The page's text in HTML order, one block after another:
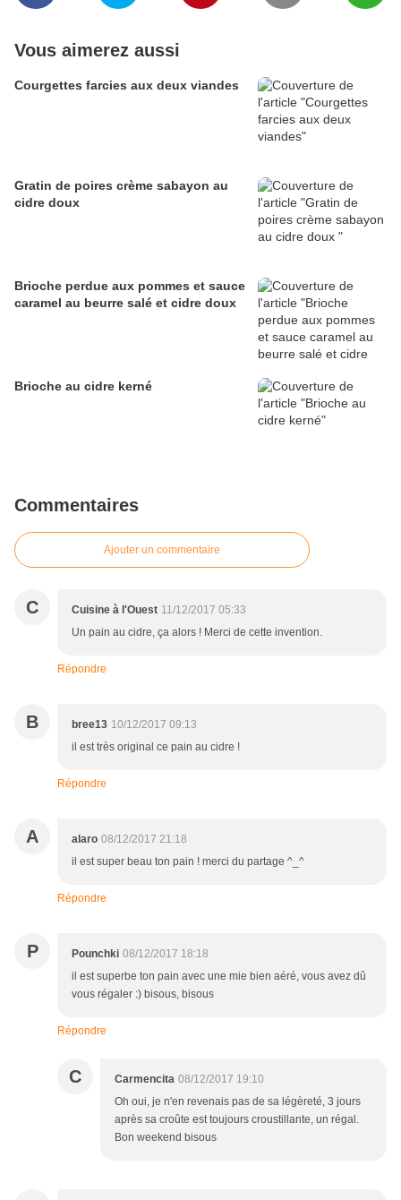
Vous aimerez aussi
Courgettes farcies aux deux viandes
Gratin de poires crème sabayon au
cidre doux
Brioche perdue aux pommes et sauce
caramel au beurre salé et cidre doux
Brioche au cidre kerné
Commentaires
Ajouter un commentaire
C Cuisine à l'Ouest 11/12/2017 05:33
Un pain au cidre, ça alors ! Merci de cette invention.
Répondre
B bree13 10/12/2017 09:13
il est très original ce pain au cidre !
Répondre
A alaro 08/12/2017 21:18
il est super beau ton pain ! merci du partage ^_^
Répondre
P Pounchki 08/12/2017 18:18
il est superbe ton pain avec une mie bien aéré, vous avez dû
vous régaler :) bisous, bisous
Répondre
C Carmencita 08/12/2017 19:10
Oh oui, je n'en revenais pas de sa légèreté, 3 jours
après sa croûte est toujours croustillante, un régal.
Bon weekend bisous